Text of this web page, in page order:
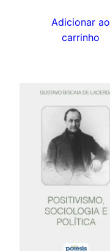
Adicionar ao
carrinho